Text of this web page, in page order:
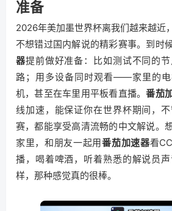
准备
2026年美加墨世界杯离我们越来越近
不想错过国内解说的精彩赛事。到时
器提前做好准备：比如测试不同的
路；用多设备同时观看——家里的
机，甚至在车里用平板看直播。番茄
线加速，能保证你在世界杯期间，
赛，都能享受高清流畅的中文解说。
家里，和朋友一起用番茄加速器看
播，喝着啤酒，听着熟悉的解说员
样，那种感觉真的很棒。